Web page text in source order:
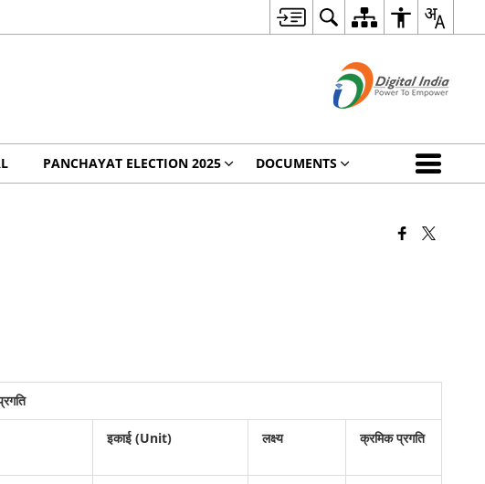
PANCHAYAT ELECTION 2025 DOCUMENTS
इकाई (Unit) लक्ष्य क्रमिक प्रगति